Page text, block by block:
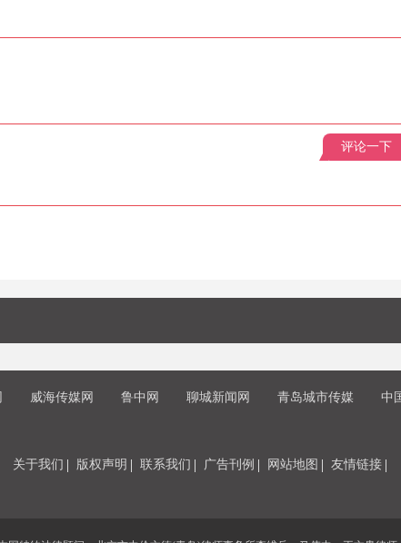
评论一下
威海传媒网 鲁中网 聊城新闻网 青岛城市传媒 中
关于我们 版权声明 联系我们 广告刊例 网站地图 友情链接